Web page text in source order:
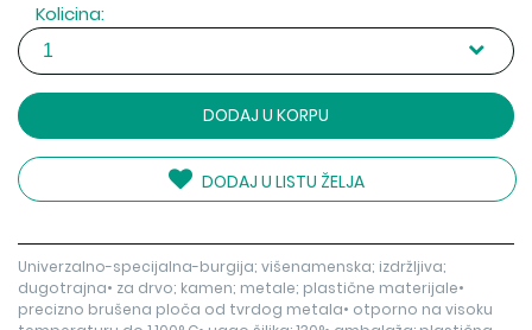
Kolicina:
DODAJ U KORPU
DODAJ U LISTU ŽELJA
Univerzalno-specijalna-burgija; višenamenska; izdržljiva;
dugotrajna• za drvo; kamen; metale; plastične materijale•
precizno brušena ploča od tvrdog metala• otporno na visoku